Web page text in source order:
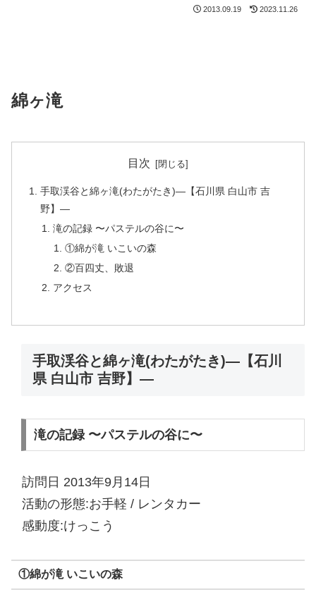
2013.09.19 2023.11.26
綿ヶ滝
目次
手取渓谷と綿ヶ滝(わたがたき)—【石川県 白山市 吉
野】—
滝の記録 〜パステルの谷に〜
①綿が滝 いこいの森
②百四丈、敗退
アクセス
手取渓谷と綿ヶ滝(わたがたき)—【石川
県 白山市 吉野】—
滝の記録 〜パステルの谷に〜
訪問日 2013年9月14日
活動の形態:お手軽 / レンタカー
感動度:けっこう
①綿が滝 いこいの森